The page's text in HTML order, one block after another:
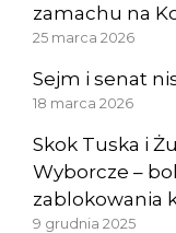
zamachu na
25 marca 2026
Sejm i senat
18 marca 2026
Skok Tuska i
Wyborcze –
zablokowania
9 grudnia 2025